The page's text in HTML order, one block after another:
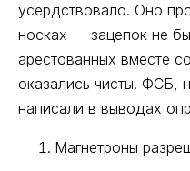
усердствовало. Оно
носках — зацепок не
арестованных вместе
оказались чисты. ФСБ,
написали в выводах
Магнетроны